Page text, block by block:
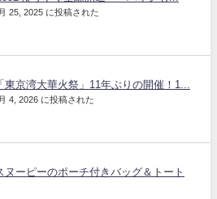
25, 2025 に投稿された
東京湾大華火祭」11年ぶりの開催！1...
4, 2026 に投稿された
ヌーピーのポーチ付きバッグ＆トート